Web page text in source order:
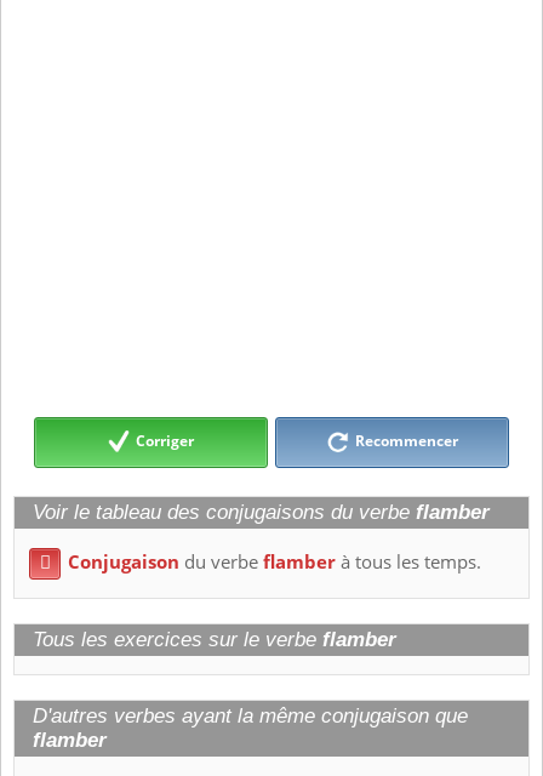
Corriger Recommencer
Voir le tableau des conjugaisons du verbe flamber
 Conjugaison du verbeflamberà tous les temps.
Tous les exercices sur le verbe flamber
D'autres verbes ayant la même conjugaison que
flamber